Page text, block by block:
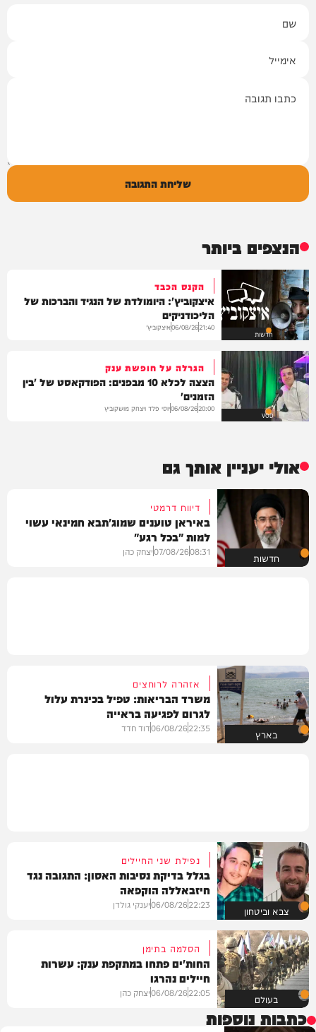
שליחת התגובה
הנצפים ביותר
חדשות
הקנס הכבד
איצקוביץ': היומולדת של הנגיד והברכות של
הליכודניקים
21:40
06/08/26איצקוביץ'
VOD
הגרלה על חופשת ענק
הצצה לכלא 10 מבפנים: הפודקאסט של 'בין
הזמנים'
20:00
06/08/26יוסי פלד ויצחק מושקוביץ
אולי יעניין אותך גם
חדשות
דיווח דרמטי
באיראן טוענים שמוג'תבא חמינאי עשוי
למות "בכל רגע"
08:31
07/08/26יצחק כהן
בארץ
אזהרה לרוחצים
משרד הבריאות: טפיל בכינרת עלול
לגרום לפגיעה בראייה
22:35
06/08/26דוד חדד
צבא וביטחון
נפילת שני החיילים
בגלל בדיקת נסיבות האסון: התגובה נגד
חיזבאללה הוקפאה
22:23
06/08/26יענקי גולדן
בעולם
הסלמה בתימן
החות'ים פתחו במתקפת ענק: עשרות
חיילים נהרגו
22:05
06/08/26יצחק כהן
כתבות נוספות